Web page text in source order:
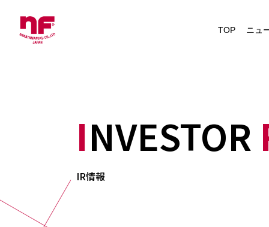
TOP ニュ
INVESTOR
IR情報